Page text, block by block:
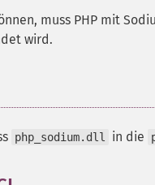
muss PHP mit
wird.
php_sodium.dll in die